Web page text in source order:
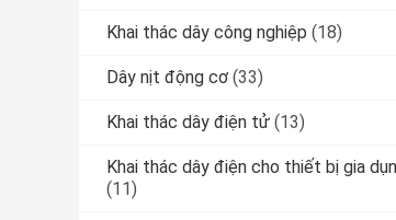
Khai thác dây công nghiệp (18)
Dây nịt động cơ (33)
Khai thác dây điện tử (13)
Khai thác dây điện cho thiết bị gia
(11)